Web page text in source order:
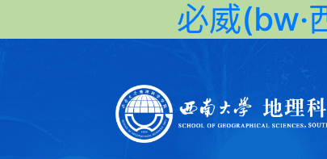
必威(bw·